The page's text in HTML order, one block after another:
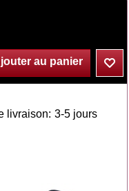
au panier
livraison: 3-5 jours